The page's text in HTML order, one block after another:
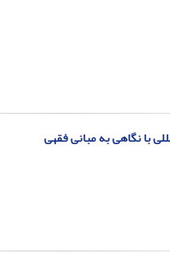
با نگاهی به مبانی فقهی